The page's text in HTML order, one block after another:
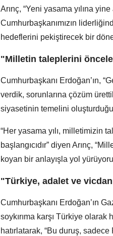
Arınç, “Yeni yasama yılına
Cumhurbaşkanımızın
hedeflerini pekiştirecek bir
"Milletin taleplerini
Cumhurbaşkanı Erdoğan’ın,
verdik, sorunlarına çözüm
siyasetinin temelini
“Her yasama yılı, milletimizin
başlangıcıdır” diyen Arınç,
koyan bir anlayışla yol
"Türkiye, adalet ve
Cumhurbaşkanı Erdoğan’ın
soykırıma karşı Türkiye
hatırlatarak, “Bu duruş,